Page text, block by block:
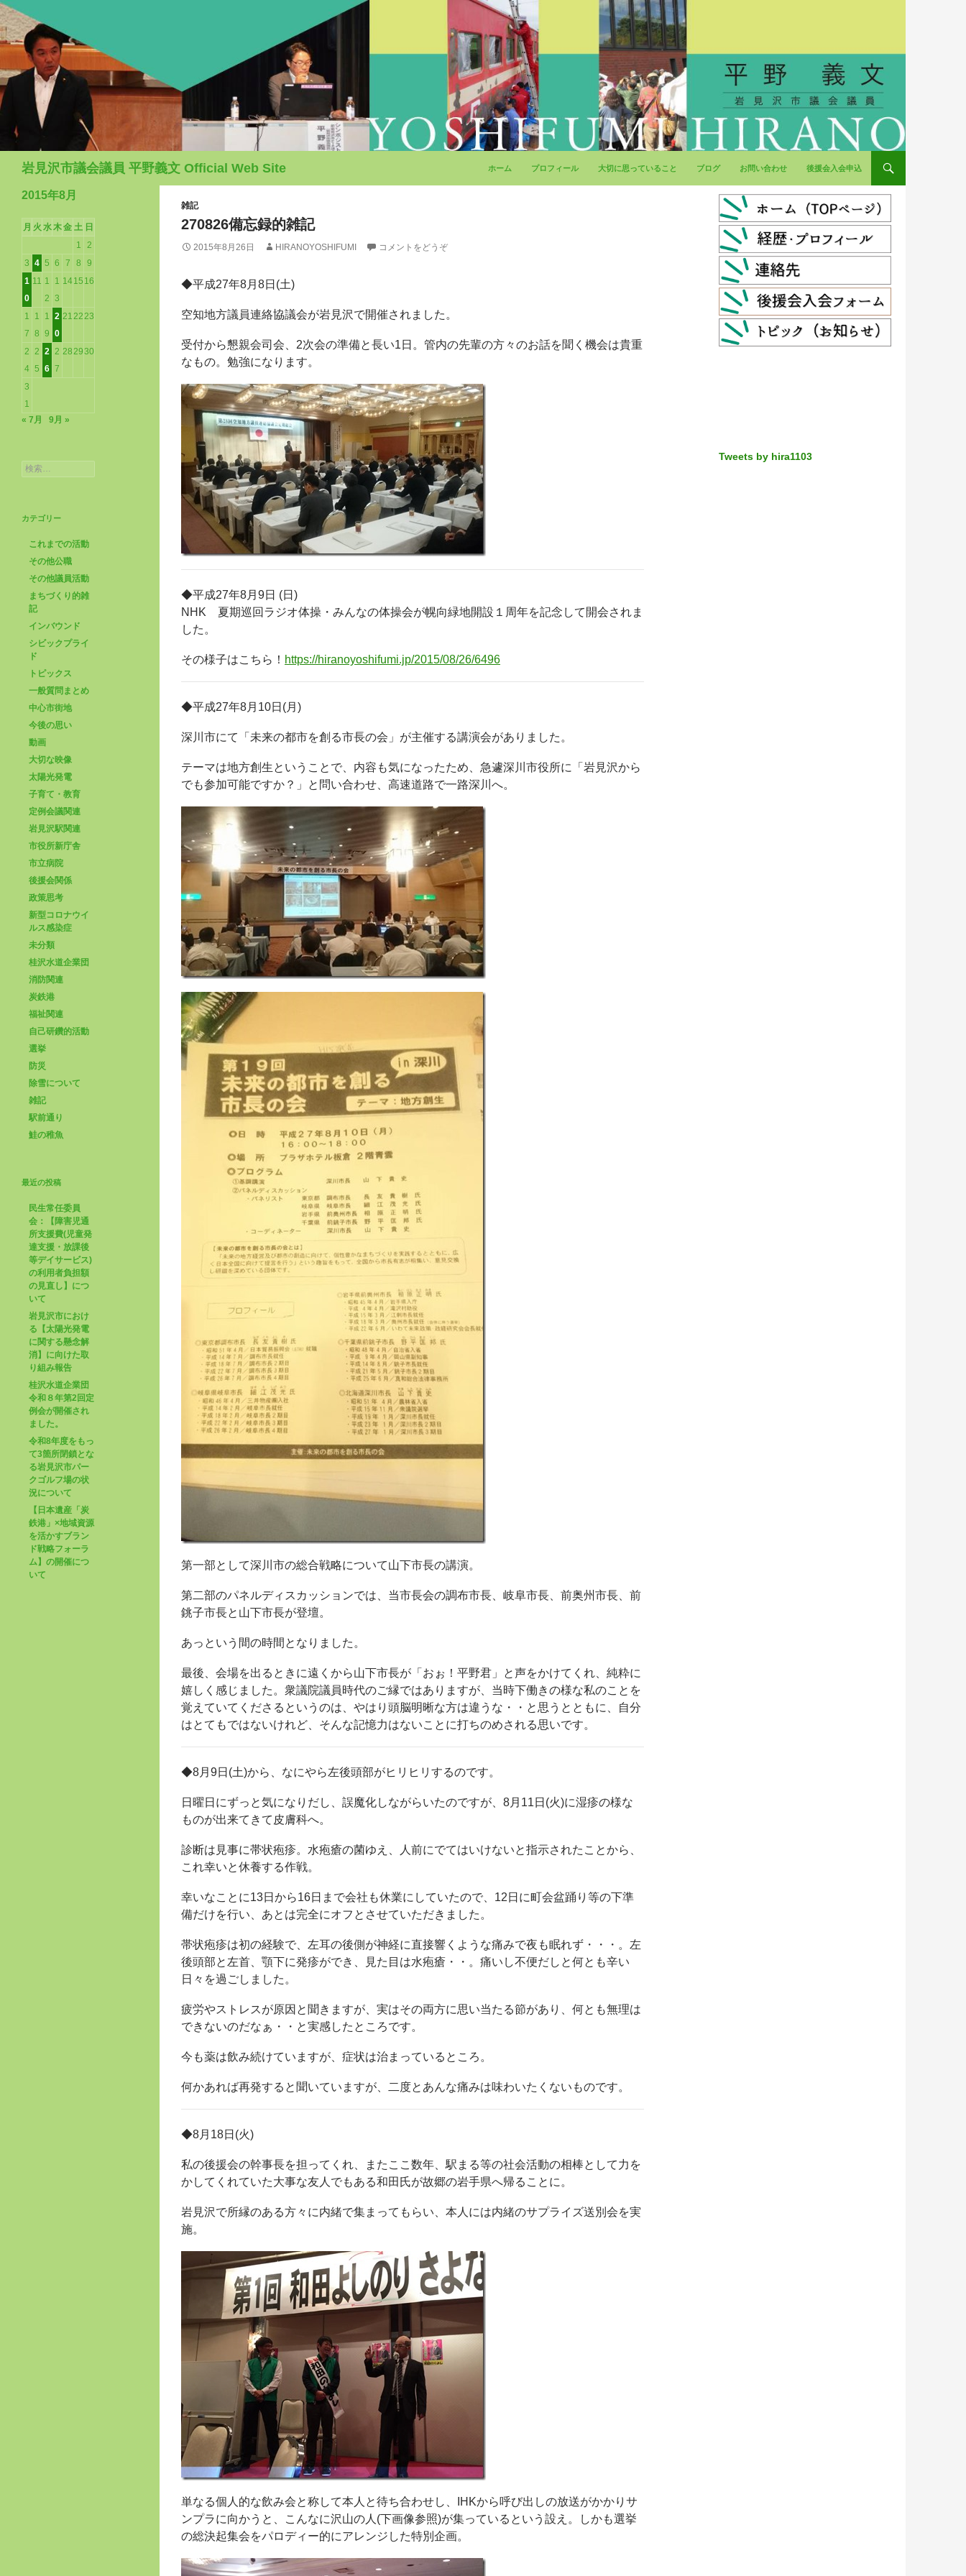
岩見沢市議会議員 平野義文 Official Web Site
ホーム
プロフィール 大切に思っていること ブログ お問い合わせ 後援会入会申込
雑記
270826備忘録的雑記
2015年8月26日 HIRANOYOSHIFUMI コメントをどうぞ
◆平成27年8月8日(土)
空知地方議員連絡協議会が岩見沢で開催されました。
受付から懇親会司会、2次会の準備と長い1日。管内の先輩の方々のお話を聞く機会は貴重
なもの。勉強になります。
◆平成27年8月9日 (日)
NHK 夏期巡回ラジオ体操・みんなの体操会が幌向緑地開設１周年を記念して開会されま
した。
その様子はこちら！ https://hiranoyoshifumi.jp/2015/08/26/6496
◆平成27年8月10日(月)
深川市にて「未来の都市を創る市長の会」が主催する講演会がありました。
テーマは地方創生ということで、内容も気になったため、急遽深川市役所に「岩見沢から
でも参加可能ですか？」と問い合わせ、高速道路で一路深川へ。
第一部として深川市の総合戦略について山下市長の講演。
第二部のパネルディスカッションでは、当市長会の調布市長、岐阜市長、前奥州市長、前
銚子市長と山下市長が登壇。
あっという間の時間となりました。
最後、会場を出るときに遠くから山下市長が「おぉ！平野君」と声をかけてくれ、純粋に
嬉しく感じました。衆議院議員時代のご縁ではありますが、当時下働きの様な私のことを
覚えていてくださるというのは、やはり頭脳明晰な方は違うな・・と思うとともに、自分
はとてもではないけれど、そんな記憶力はないことに打ちのめされる思いです。
◆8月9日(土)から、なにやら左後頭部がヒリヒリするのです。
日曜日にずっと気になりだし、誤魔化しながらいたのですが、8月11日(火)に湿疹の様な
ものが出来てきて皮膚科へ。
診断は見事に帯状疱疹。水疱瘡の菌ゆえ、人前にでてはいけないと指示されたことから、
これ幸いと休養する作戦。
幸いなことに13日から16日まで会社も休業にしていたので、12日に町会盆踊り等の下準
備だけを行い、あとは完全にオフとさせていただきました。
帯状疱疹は初の経験で、左耳の後側が神経に直接響くような痛みで夜も眠れず・・・。左
後頭部と左首、顎下に発疹ができ、見た目は水疱瘡・・。痛いし不便だしと何とも辛い
日々を過ごしました。
疲労やストレスが原因と聞きますが、実はその両方に思い当たる節があり、何とも無理は
できないのだなぁ・・と実感したところです。
今も薬は飲み続けていますが、症状は治まっているところ。
何かあれば再発すると聞いていますが、二度とあんな痛みは味わいたくないものです。
◆8月18日(火)
私の後援会の幹事長を担ってくれ、またここ数年、駅まる等の社会活動の相棒として力を
かしてくれていた大事な友人でもある和田氏が故郷の岩手県へ帰ることに。
岩見沢で所縁のある方々に内緒で集まってもらい、本人には内緒のサプライズ送別会を実
施。
単なる個人的な飲み会と称して本人と待ち合わせし、IHKから呼び出しの放送がかかりサ
ンプラに向かうと、こんなに沢山の人(下画像参照)が集っているという設え。しかも選挙
の総決起集会をパロディー的にアレンジした特別企画。
Tweets by hira1103
2015年8月
月 火 水木金 土 日
1
2
3 4 5 6 7 8
9
1
0
11 1
2
1
3
1415 16
1
7
1
8
1
9
2
0
212223
2
4
2
5
2
6
2
7
282930
3
1
« 7月
9月 »
検
索:
カテゴリー
これまでの活動
その他公職
その他議員活動
まちづくり的雑
記
インバウンド
シビックプライ
ド
トピックス
一般質問まとめ
中心市街地
今後の思い
動画
大切な映像
太陽光発電
子育て・教育
定例会議関連
岩見沢駅関連
市役所新庁舎
市立病院
後援会関係
政策思考
新型コロナウイ
ルス感染症
未分類
桂沢水道企業団
消防関連
炭鉄港
福祉関連
自己研鑽的活動
選挙
防災
除雪について
雑記
駅前通り
鮭の稚魚
最近の投稿
民生常任委員
会：【障害児通
所支援費(児童発
達支援・放課後
等デイサービス)
の利用者負担額
の見直し】につ
いて
岩見沢市におけ
る【太陽光発電
に関する懸念解
消】に向けた取
り組み報告
桂沢水道企業団
令和８年第2回定
例会が開催され
ました。
令和8年度をもっ
て3箇所閉鎖とな
る岩見沢市パー
クゴルフ場の状
況について
【日本遺産「炭
鉄港」×地域資源
を活かすブラン
ド戦略フォーラ
ム】の開催につ
いて